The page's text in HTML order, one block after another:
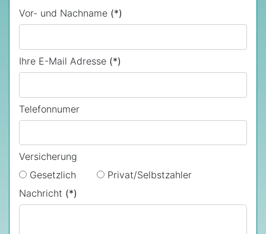
Vor- und Nachname (*)
Ihre E-Mail Adresse (*)
Telefonnumer
Versicherung
Gesetzlich
Privat/Selbstzahler
Nachricht (*)